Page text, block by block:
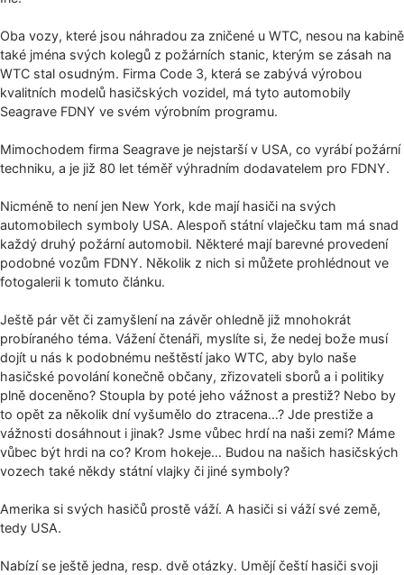
Oba vozy, které jsou náhradou za zničené u WTC, nesou na kabině
také jména svých kolegů z požárních stanic, kterým se zásah na
WTC stal osudným. Firma Code 3, která se zabývá výrobou
kvalitních modelů hasičských vozidel, má tyto automobily
Seagrave FDNY ve svém výrobním programu.
Mimochodem firma Seagrave je nejstarší v USA, co vyrábí požární
techniku, a je již 80 let téměř výhradním dodavatelem pro FDNY.
Nicméně to není jen New York, kde mají hasiči na svých
automobilech symboly USA. Alespoň státní vlaječku tam má snad
každý druhý požární automobil. Některé mají barevné provedení
podobné vozům FDNY. Několik z nich si můžete prohlédnout ve
fotogalerii k tomuto článku.
Ještě pár vět či zamyšlení na závěr ohledně již mnohokrát
probíraného téma. Vážení čtenáři, myslíte si, že nedej bože musí
dojít u nás k podobnému neštěstí jako WTC, aby bylo naše
hasičské povolání konečně občany, zřizovateli sborů a i politiky
plně doceněno? Stoupla by poté jeho vážnost a prestiž? Nebo by
to opět za několik dní vyšumělo do ztracena…? Jde prestiže a
vážnosti dosáhnout i jinak? Jsme vůbec hrdí na naši zemi? Máme
vůbec být hrdi na co? Krom hokeje… Budou na našich hasičských
vozech také někdy státní vlajky či jiné symboly?
Amerika si svých hasičů prostě váží. A hasiči si váží své země,
tedy USA.
Nabízí se ještě jedna, resp. dvě otázky. Umějí čeští hasiči svoji